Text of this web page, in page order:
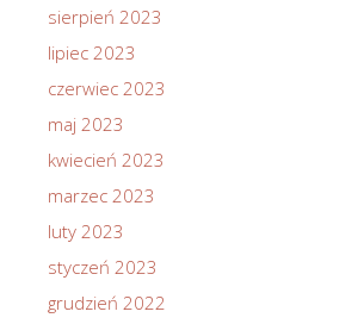
sierpień 2023
lipiec 2023
czerwiec 2023
maj 2023
kwiecień 2023
marzec 2023
luty 2023
styczeń 2023
grudzień 2022